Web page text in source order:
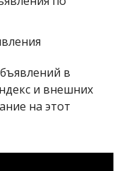
в
и внешних
на этот